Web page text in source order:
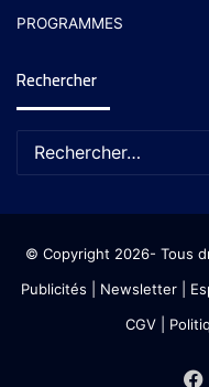
PROGRAMMES
Rechercher
© Copyright 2026- Tous
Publicités
Newsletter|
CGV|